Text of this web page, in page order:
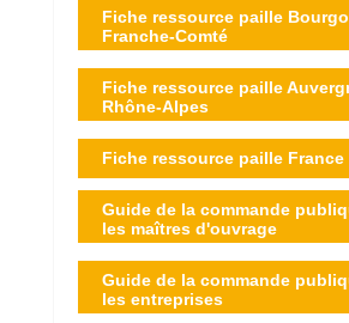
Fiche ressource paille
Franche-Comté
Fiche ressource paille
Rhône-Alpes
Fiche ressource paille France
Guide de la commande
les maîtres d'ouvrage
Guide de la commande
les entreprises